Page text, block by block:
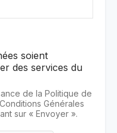
soient
des services du
de la Politique de
Générales
sur « Envoyer ».